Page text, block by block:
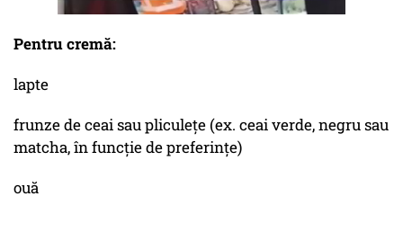
Pentru cremă:
lapte
frunze de ceai sau pliculețe (ex. ceai verde, negru sau
matcha, în funcție de preferințe)
ouă